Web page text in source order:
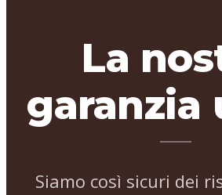
La
garanzia
Siamo così sicuri dei